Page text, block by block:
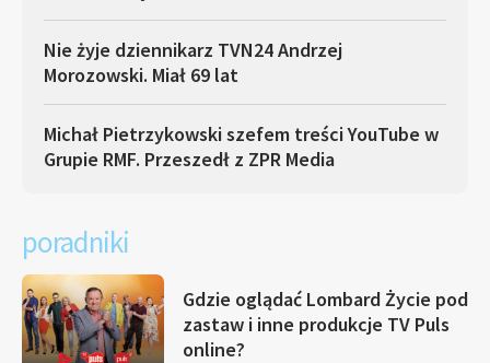
Nie żyje dziennikarz TVN24 Andrzej
Morozowski. Miał 69 lat
Michał Pietrzykowski szefem treści YouTube w
Grupie RMF. Przeszedł z ZPR Media
poradniki
Gdzie oglądać Lombard Życie pod
zastaw i inne produkcje TV Puls
online?